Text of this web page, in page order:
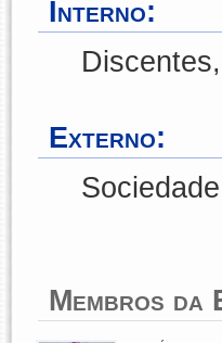
Interno:
Externo:
Membros da